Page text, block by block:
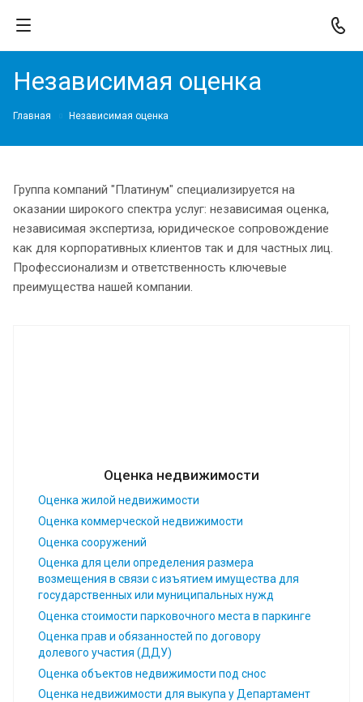
Независимая оценка
Главная Независимая оценка
Группа компаний "Платинум" специализируется на
оказании широкого спектра услуг: независимая оценка,
независимая экспертиза, юридическое сопровождение
как для корпоративных клиентов так и для частных лиц.
Профессионализм и ответственность ключевые
преимущества нашей компании.
Оценка недвижимости
Оценка жилой недвижимости
Оценка коммерческой недвижимости
Оценка сооружений
Оценка для цели определения размера
возмещения в связи с изъятием имущества для
государственных или муниципальных нужд
Оценка стоимости парковочного места в паркинге
Оценка прав и обязанностей по договору
долевого участия (ДДУ)
Оценка объектов недвижимости под снос
Оценка недвижимости для выкупа у Департамент